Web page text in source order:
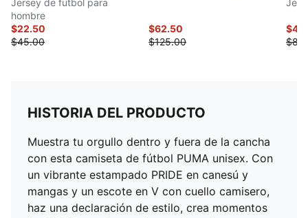
Jersey de futbol para
hombre
$22.50
$45.00
$62.50
$125.00
25/
HISTORIA DEL PRODUCTO
Muestra tu orgullo dentro y fuera de la cancha
con esta camiseta de fútbol PUMA unisex. Con
un vibrante estampado PRIDE en canesú y
mangas y un escote en V con cuello camisero,
haz una declaración de estilo, crea momentos